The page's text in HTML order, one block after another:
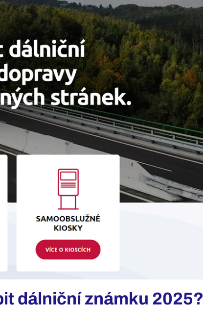
dálniční známku 2025?